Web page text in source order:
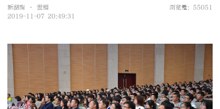
新湖南 • 世相
浏览量：55051
2019-11-07 20:49:31